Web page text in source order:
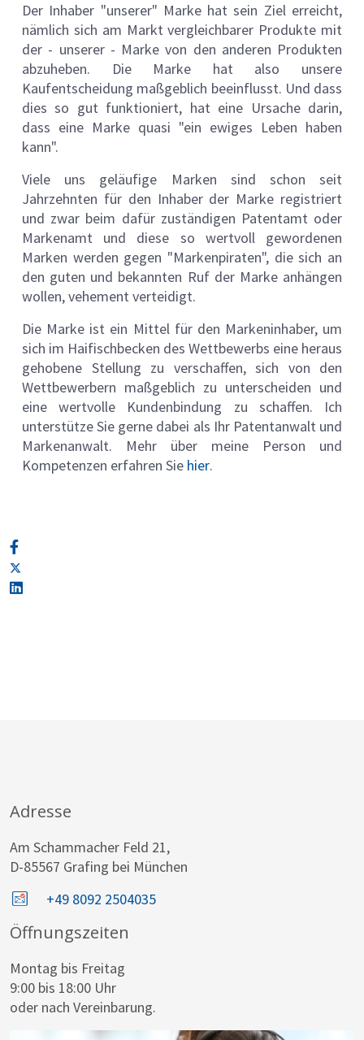
Der Inhaber "unserer" Marke hat sein Ziel erreicht,
nämlich sich am Markt vergleichbarer Produkte mit
der - unserer - Marke von den anderen Produkten
abzuheben. Die Marke hat also unsere
Kaufentscheidung maßgeblich beeinflusst. Und dass
dies so gut funktioniert, hat eine Ursache darin,
dass eine Marke quasi "ein ewiges Leben haben
kann".
Viele uns geläufige Marken sind schon seit
Jahrzehnten für den Inhaber der Marke registriert
und zwar beim dafür zuständigen Patentamt oder
Markenamt und diese so wertvoll gewordenen
Marken werden gegen "Markenpiraten", die sich an
den guten und bekannten Ruf der Marke anhängen
wollen, vehement verteidigt.
Die Marke ist ein Mittel für den Markeninhaber, um
sich im Haifischbecken des Wettbewerbs eine heraus
gehobene Stellung zu verschaffen, sich von den
Wettbewerbern maßgeblich zu unterscheiden und
eine wertvolle Kundenbindung zu schaffen. Ich
unterstütze Sie gerne dabei als Ihr Patentanwalt und
Markenanwalt. Mehr über meine Person und
Kompetenzen erfahren Sie hier.
Adresse
Am Schammacher Feld 21,
D-85567 Grafing bei München
+49 8092 2504035
Öffnungszeiten
Montag bis Freitag
9:00 bis 18:00 Uhr
oder nach Vereinbarung.